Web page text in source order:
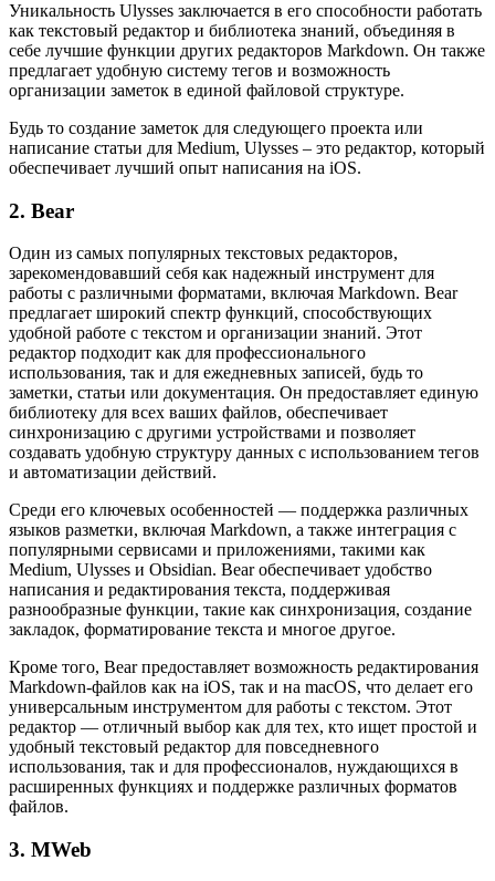
Уникальность Ulysses заключается в его способности работать
как текстовый редактор и библиотека знаний, объединяя в
себе лучшие функции других редакторов Markdown. Он также
предлагает удобную систему тегов и возможность
организации заметок в единой файловой структуре.
Будь то создание заметок для следующего проекта или
написание статьи для Medium, Ulysses – это редактор, который
обеспечивает лучший опыт написания на iOS.
2. Bear
Один из самых популярных текстовых редакторов,
зарекомендовавший себя как надежный инструмент для
работы с различными форматами, включая Markdown. Bear
предлагает широкий спектр функций, способствующих
удобной работе с текстом и организации знаний. Этот
редактор подходит как для профессионального
использования, так и для ежедневных записей, будь то
заметки, статьи или документация. Он предоставляет единую
библиотеку для всех ваших файлов, обеспечивает
синхронизацию с другими устройствами и позволяет
создавать удобную структуру данных с использованием тегов
и автоматизации действий.
Среди его ключевых особенностей — поддержка различных
языков разметки, включая Markdown, а также интеграция с
популярными сервисами и приложениями, такими как
Medium, Ulysses и Obsidian. Bear обеспечивает удобство
написания и редактирования текста, поддерживая
разнообразные функции, такие как синхронизация, создание
закладок, форматирование текста и многое другое.
Кроме того, Bear предоставляет возможность редактирования
Markdown-файлов как на iOS, так и на macOS, что делает его
универсальным инструментом для работы с текстом. Этот
редактор — отличный выбор как для тех, кто ищет простой и
удобный текстовый редактор для повседневного
использования, так и для профессионалов, нуждающихся в
расширенных функциях и поддержке различных форматов
файлов.
3. MWeb